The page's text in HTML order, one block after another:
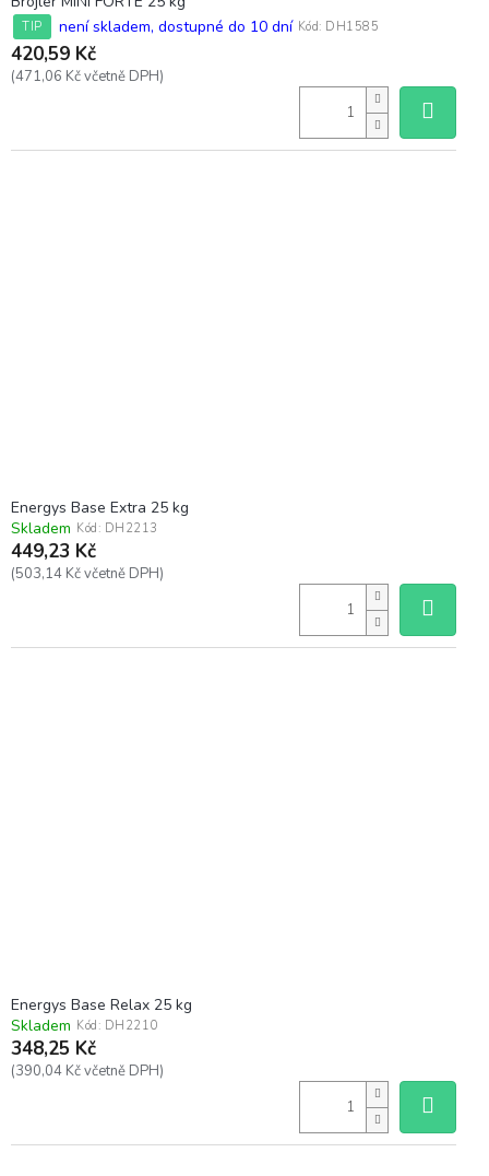
TIP není skladem, dostupné do 10 dní Kód: DH1585
420,59 Kč
(471,06 Kč včetně DPH)
Energys Base Extra 25 kg
Skladem Kód: DH2213
449,23 Kč
(503,14 Kč včetně DPH)
Energys Base Relax 25 kg
Skladem Kód: DH2210
348,25 Kč
(390,04 Kč včetně DPH)